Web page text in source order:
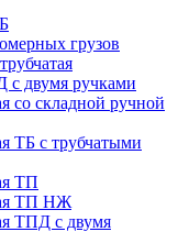
грузов
с двумя ручками
со складной ручной
ТБ с трубчатыми
ТП
ТП НЖ
ТПД с двумя